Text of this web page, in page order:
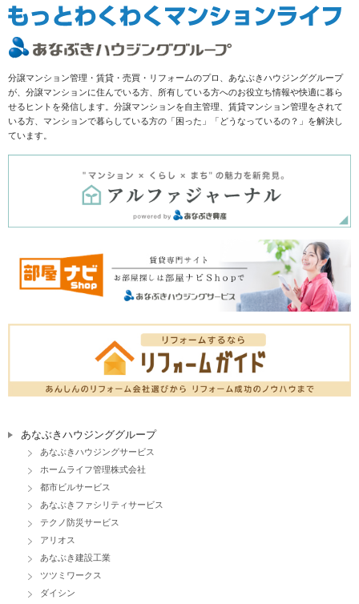
分譲マンション管理・賃貸・売買・リフォームのプロ、あなぶきハウジンググループ
が、分譲マンションに住んでいる方、所有している方へのお役立ち情報や快適に暮ら
せるヒントを発信します。分譲マンションを自主管理、賃貸マンション管理をされて
いる方、マンションで暮らしている方の「困った」「どうなっているの？」を解決し
ています。
あなぶきハウジンググループ
あなぶきハウジングサービス
ホームライフ管理株式会社
都市ビルサービス
あなぶきファシリティサービス
テクノ防災サービス
アリオス
あなぶき建設工業
ツツミワークス
ダイシン